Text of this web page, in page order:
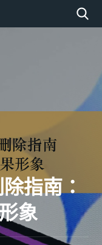
指南：
象